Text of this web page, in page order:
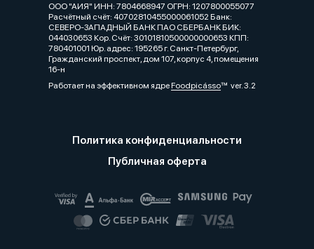
ООО "АИЯ" ИНН: 7804668947 ОГРН: 1207800055077
Расчётный счёт: 40702810455000061052 Банк:
СЕВЕРО-ЗАПАДНЫЙ БАНК ПАО СБЕРБАНК БИК:
044030653 Кор. Cчёт: 30101810500000000653 КПП:
780401001 Юр. адрес: 195265 г. Санкт-Петербург,
Гражданский проспект, дом 107, корпус 4, помещения
16-н
Работает на эффективном ядреFoodpicássover. 3.2
Политика конфиденциальности
Публичная оферта